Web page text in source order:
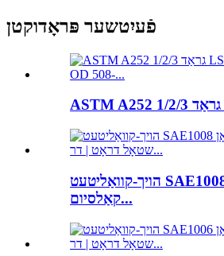
פֿעיִטשער פּראָדוקטן
הויך-קוואַליטעט SAE1008 נידעריק
קאַלסיום...